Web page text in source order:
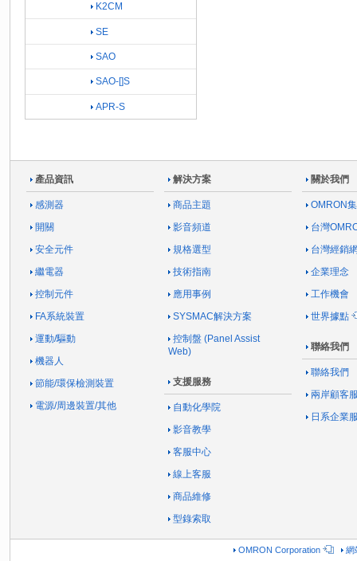
K2CM
SE
SAO
SAO-[]S
APR-S
產品資訊
感測器
開關
安全元件
繼電器
控制元件
FA系統裝置
運動/驅動
機器人
節能/環保檢測裝置
電源/周邊裝置/其他
解決方案
商品主題
影音頻道
規格選型
技術指南
應用事例
SYSMAC解決方案
控制盤 (Panel Assist
Web)
支援服務
自動化學院
影音教學
客服中心
線上客服
商品維修
型錄索取
關於我們
OMRON
台灣
台灣經銷
企業理念
工作機會
世界據點
聯絡我們
聯絡我們
兩岸顧客
日系企業
OMRON Corporation 網